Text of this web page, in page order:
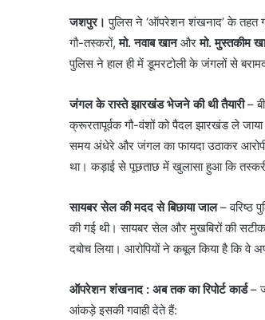
जशपुर। पुलिस ने ‘ऑपरेशन शंखनाद’ के तहत
गौ-तस्करों,मो. नवाब खानऔरमो. मुस्तकीम
पुलिस ने हाल ही में डूमरटोली के जंगलों से
जंगल के रास्ते झारखंड भेजने की थी तैयारी–
क्रूरतापूर्वक गौ-वंशों को पैदल झारखंड ले जाया
समय अंधेरे और जंगल का फायदा उठाकर आरोपी
था। कड़ाई से पूछताछ में खुलासा हुआ कि
सायबर सेल की मदद से बिछाया जाल– वरिष्ठ
की गई थी। सायबर सेल और मुखबिरों की
दबोच लिया। आरोपियों ने कबूल किया है कि वे
ऑपरेशन शंखनाद : अब तक का रिपोर्ट कार्ड–
आंकड़े इसकी गवाही देते हैं: